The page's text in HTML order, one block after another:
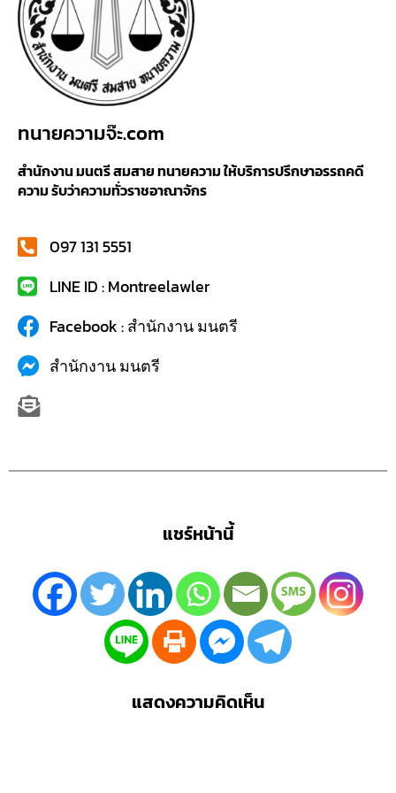
ทนายความจ๊ะ.com
สำนักงาน มนตรี สมสาย ทนายความ ให้บริการปรึกษาอรรถคดี
ความ รับว่าความทั่วราชอาณาจักร
097 131 5551
LINE ID : Montreelawler
Facebook : สำนักงาน มนตรี
สำนักงาน มนตรี
แชร์หน้านี้
แสดงความคิดเห็น